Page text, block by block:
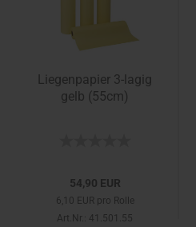
Liegenpapier 3-lagig
gelb (55cm)
54,90 EUR
6,10 EUR pro Rolle
Art.Nr.: 41.501.55